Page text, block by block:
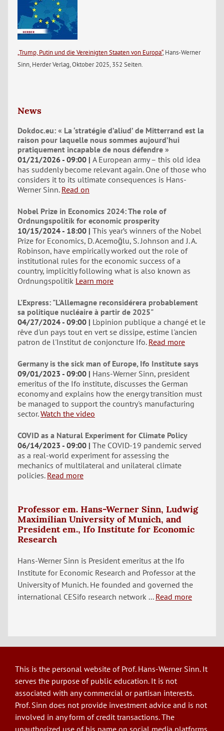
„Trump, Putin und die Vereinigten Staaten von Europa“, Hans-Werner
Sinn, Herder Verlag, Oktober 2025, 352 Seiten.
News
Dokdoc.eu: « La ‘stratégie d’aliud’ de Mitterrand est la
raison pour laquelle nous sommes aujourd’hui
pratiquement incapable de nous défendre »
01/21/2026 - 09:00 A European army – this old idea
has suddenly become relevant again. One of those who
considers it to its ultimate consequences is Hans-
Werner Sinn. Read on
Nobel Prize in Economics 2024: The role of
Ordnungspolitik for economic prosperity
10/15/2024 - 18:00 This year’s winners of the Nobel
Prize for Economics, D. Acemoğlu, S. Johnson and J. A.
Robinson, have empirically worked out the role of
institutional rules for the economic success of a
country, implicitly following what is also known as
Ordnungspolitik Learn more
L'Express: "L'Allemagne reconsidérera probablement
sa politique nucléaire à partir de 2025"
04/27/2024 - 09:00
L'opinion publique a changé et le
rêve d'un pays tout en vert se dissipe, estime l'ancien
patron de l'Institut de conjoncture Ifo. Read more
Germany is the sick man of Europe, Ifo Institute says
09/01/2023 - 09:00
Hans-Werner Sinn, president
emeritus of the Ifo institute, discusses the German
economy and explains how the energy transition must
be managed to support the country's manufacturing
sector. Watch the video
COVID as a Natural Experiment for Climate Policy
06/14/2023 - 09:00 The COVID-19 pandemic served
as a real-world experiment for assessing the
mechanics of multilateral and unilateral climate
policies. Read more
Professor em. Hans-Werner Sinn, Ludwig
Maximilian University of Munich, and
President em., Ifo Institute for Economic
Research
Hans-Werner Sinn is President emeritus at the Ifo
Institute for Economic Research and Professor at the
University of Munich. He founded and governed the
international CESifo research network ... Read more
This is the personal website of Prof. Hans-Werner Sinn. It
serves the purpose of public education. It is not
associated with any commercial or partisan interests.
Prof. Sinn does not provide investment advice and is not
involved in any form of credit transactions. The
unauthorized use of his name on social media platforms,